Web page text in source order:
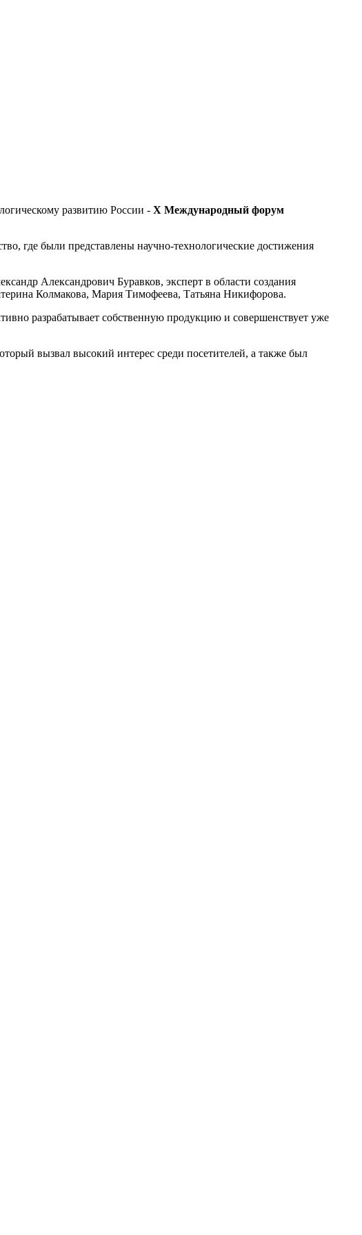
развитию России - Х Международный форум
где были представлены научно-технологические достижения
Александрович Буравков, эксперт в области создания
Колмакова, Мария Тимофеева, Татьяна Никифорова.
разрабатывает собственную продукцию и совершенствует уже
вызвал высокий интерес среди посетителей, а также был